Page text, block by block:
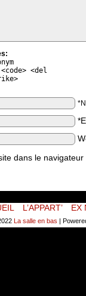
<del
dans le
L’APPART’ EX
La salle en bas |